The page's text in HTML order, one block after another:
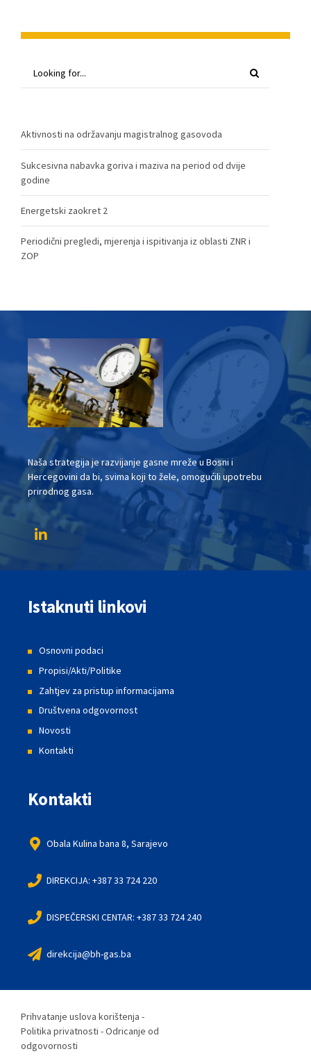
Aktivnosti na održavanju magistralnog gasovoda
Sukcesivna nabavka goriva i maziva na period od dvije
godine
Energetski zaokret 2
Periodični pregledi, mjerenja i ispitivanja iz oblasti ZNR i
ZOP
Naša strategija je razvijanje gasne mreže u Bosni i
Hercegovini da bi, svima koji to žele, omogućili upotrebu
prirodnog gasa.
Istaknuti linkovi
Osnovni podaci
Propisi/Akti/Politike
Zahtjev za pristup informacijama
Društvena odgovornost
Novosti
Kontakti
Kontakti
Obala Kulina bana 8, Sarajevo
DIREKCIJA: +387 33 724 220
DISPEČERSKI CENTAR: +387 33 724 240
direkcija@bh-gas.ba
Prihvatanje uslova korištenja -
Politika privatnosti - Odricanje od
odgovornosti